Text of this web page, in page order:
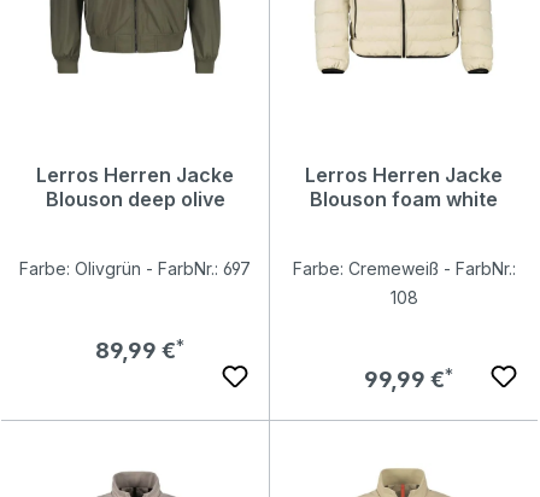
Lerros Herren Jacke
Blouson deep olive
Farbe: Olivgrün - FarbNr.: 697
Regulärer Preis:
89,99 €
Lerros Herren Jacke
Blouson foam white
Farbe: Cremeweiß - FarbNr.:
108
Regulärer Preis:
99,99 €